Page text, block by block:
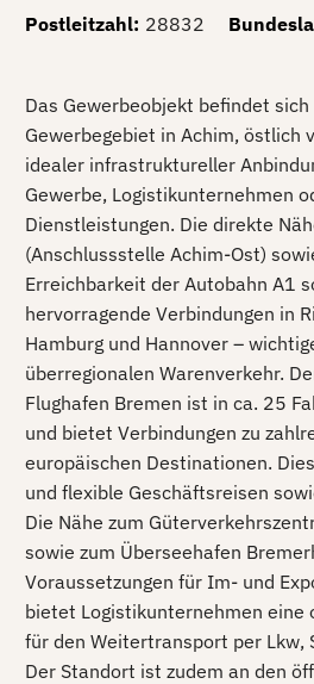
Postleitzahl: 28832
Das Gewerbeobjekt befindet
Gewerbegebiet in Achim, östlich
idealer infrastruktureller
Gewerbe, Logistikunternehmen
Dienstleistungen. Die direkte
(Anschlussstelle Achim-Ost)
Erreichbarkeit der Autobahn A1
hervorragende Verbindungen in
Hamburg und Hannover –
überregionalen Warenverkehr.
Flughafen Bremen ist in ca. 25
und bietet Verbindungen zu
europäischen Destinationen.
und flexible Geschäftsreisen
Die Nähe zum
sowie zum Überseehafen
Voraussetzungen für Im- und
bietet Logistikunternehmen eine
für den Weitertransport per Lkw,
Der Standort ist zudem an den